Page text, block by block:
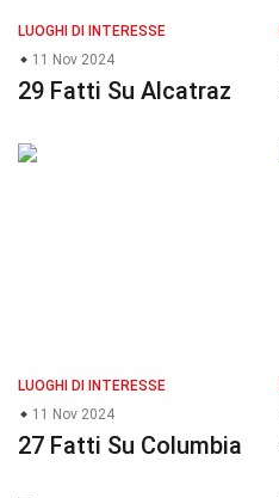
LUOGHI DI INTERESSE
11 Nov 2024
29 Fatti Su Alcatraz
LUOGHI DI INTERESSE
11 Nov 2024
27 Fatti Su Columbia